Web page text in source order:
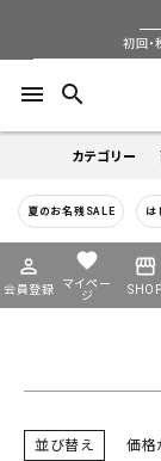
初回
menu search
カテゴリー
着物
帯
襦袢
キーワードから
夏のお名残SALE は
perm_identity
会員登録
favorite
マイペー
ジ
storefront
SHOP
ようこそ ゲスト 様
HOME 商品一覧
予約商品
新着順
キー
並び替え 価格